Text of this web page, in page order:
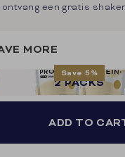
een gratis
MORE
Save 5%
2 PACKS
ADD TO